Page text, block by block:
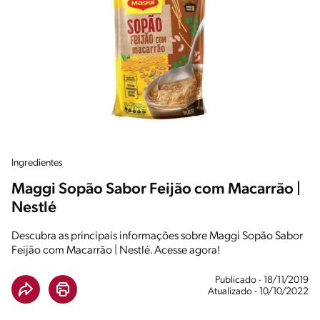
Ingredientes
Maggi Sopão Sabor Feijão com Macarrão |
Nestlé
Descubra as principais informações sobre Maggi Sopão Sabor
Feijão com Macarrão | Nestlé. Acesse agora!
Publicado - 18/11/2019
Atualizado - 10/10/2022